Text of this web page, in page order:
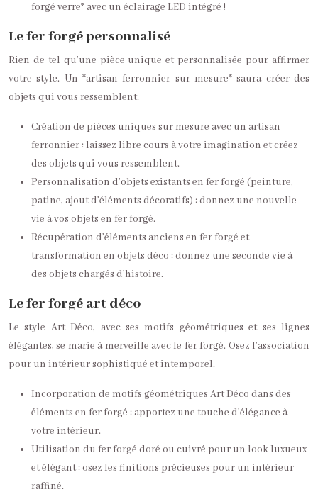
forgé verre* avec un éclairage LED intégré !
Le fer forgé personnalisé
Rien de tel qu’une pièce unique et personnalisée pour affirmer
votre style. Un *artisan ferronnier sur mesure* saura créer des
objets qui vous ressemblent.
Création de pièces uniques sur mesure avec un artisan
ferronnier : laissez libre cours à votre imagination et créez
des objets qui vous ressemblent.
Personnalisation d’objets existants en fer forgé (peinture,
patine, ajout d’éléments décoratifs) : donnez une nouvelle
vie à vos objets en fer forgé.
Récupération d’éléments anciens en fer forgé et
transformation en objets déco : donnez une seconde vie à
des objets chargés d’histoire.
Le fer forgé art déco
Le style Art Déco, avec ses motifs géométriques et ses lignes
élégantes, se marie à merveille avec le fer forgé. Osez l’association
pour un intérieur sophistiqué et intemporel.
Incorporation de motifs géométriques Art Déco dans des
éléments en fer forgé : apportez une touche d’élégance à
votre intérieur.
Utilisation du fer forgé doré ou cuivré pour un look luxueux
et élégant : osez les finitions précieuses pour un intérieur
raffiné.